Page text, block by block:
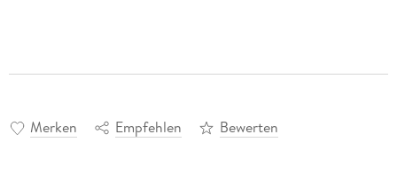
Merken Empfehlen Bewerten